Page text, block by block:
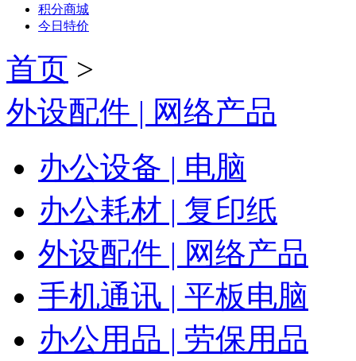
积分商城
今日特价
首页 >
外设配件 | 网络产品
办公设备 | 电脑
办公耗材 | 复印纸
外设配件 | 网络产品
手机通讯 | 平板电脑
办公用品 | 劳保用品